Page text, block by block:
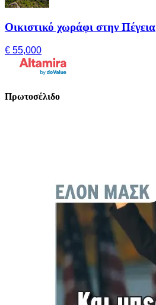
Οικιστικό χωράφι στην Πέγεια
€ 55,000
Πρωτοσέλιδο